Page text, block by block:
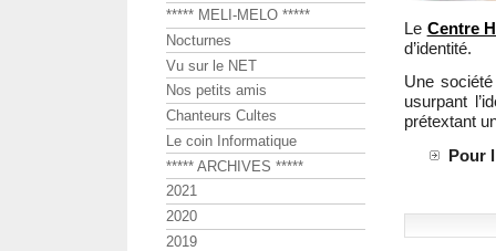
Le Centre
d’identité.
Une
usurpant
prétextant
Pour
***** MELI-MELO *****
Nocturnes
Vu sur le NET
Nos petits amis
Chanteurs Cultes
Le coin Informatique
***** ARCHIVES *****
2021
2020
2019